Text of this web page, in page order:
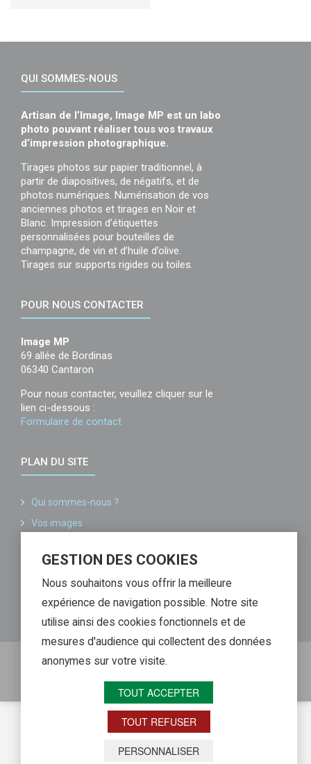
QUI SOMMES-NOUS
Artisan de l’Image, Image MP est un labo
photo pouvant réaliser tous vos travaux
d’impression photographique.
Tirages photos sur papier traditionnel, à
partir de diapositives, de négatifs, et de
photos numériques. Numérisation de vos
anciennes photos et tirages en Noir et
Blanc. Impression d’étiquettes
personnalisées pour bouteilles de
champagne, de vin et d’huile d’olive.
Tirages sur supports rigides ou toiles.
POUR NOUS CONTACTER
Image MP
69 allée de Bordinas
06340 Cantaron
Pour nous contacter, veuillez cliquer sur le
lien ci-dessous :
Formulaire de contact
PLAN DU SITE
Qui sommes-nous ?
Vos images
Informations légales
Liste de nos partenaires
Contactez-nous
Copyright @ Image MP - Reproduction interdite sans
Retour haut de page
GESTION DES COOKIES
Nous souhaitons vous offrir la meilleure
expérience de navigation possible. Notre site
utilise ainsi des cookies fonctionnels et de
mesures d'audience qui collectent des données
anonymes sur votre visite.
TOUT ACCEPTER
TOUT REFUSER
PERSONNALISER